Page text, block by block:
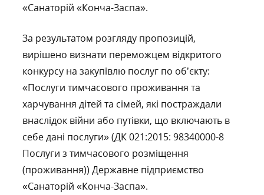
«Санаторій «Конча-Заспа».
За результатом розгляду пропозицій,
вирішено визнати переможцем відкритого
конкурсу на закупівлю послуг по об’єкту:
«Послуги тимчасового проживання та
харчування дітей та сімей, які постраждали
внаслідок війни або путівки, що включають в
себе дані послуги» (ДК 021:2015: 98340000-8
Послуги з тимчасового розміщення
(проживання)) Державне підприємство
«Санаторій «Конча-Заспа».